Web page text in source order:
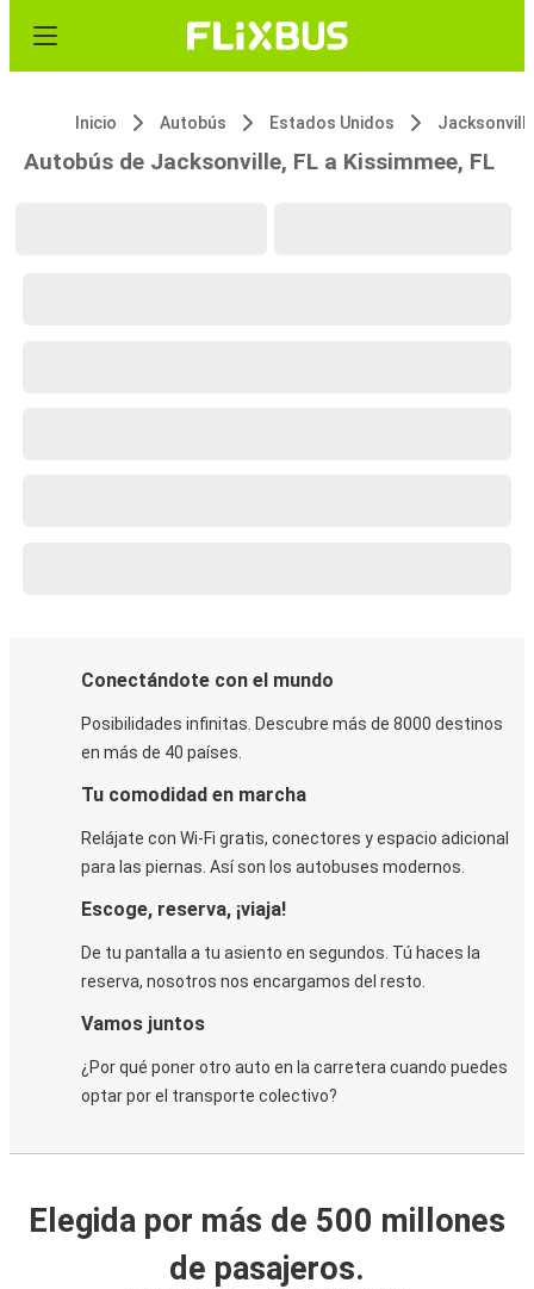
Inicio Autobús Estados Unidos
Autobús de Jacksonville, FL a Kissimmee, FL
Conectándote con el mundo
Posibilidades infinitas. Descubre más de 8000 destinos
en más de 40 países.
Tu comodidad en marcha
Relájate con Wi-Fi gratis, conectores y espacio adicional
para las piernas. Así son los autobuses modernos.
Escoge, reserva, ¡viaja!
De tu pantalla a tu asiento en segundos. Tú haces la
reserva, nosotros nos encargamos del resto.
Vamos juntos
¿Por qué poner otro auto en la carretera cuando puedes
optar por el transporte colectivo?
Elegida por más de 500 millones
de pasajeros.